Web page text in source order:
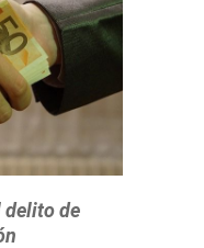
delito de